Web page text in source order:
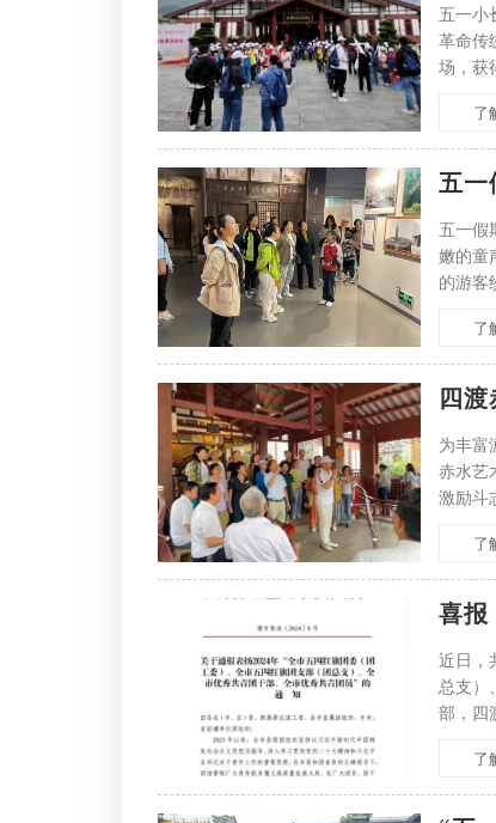
五一小
革命传
场，获
了
五一
五一假
嫩的童
的游客
了
四
为丰富
赤水艺
激励斗
了
喜报
近日，
总支）
部，四
了